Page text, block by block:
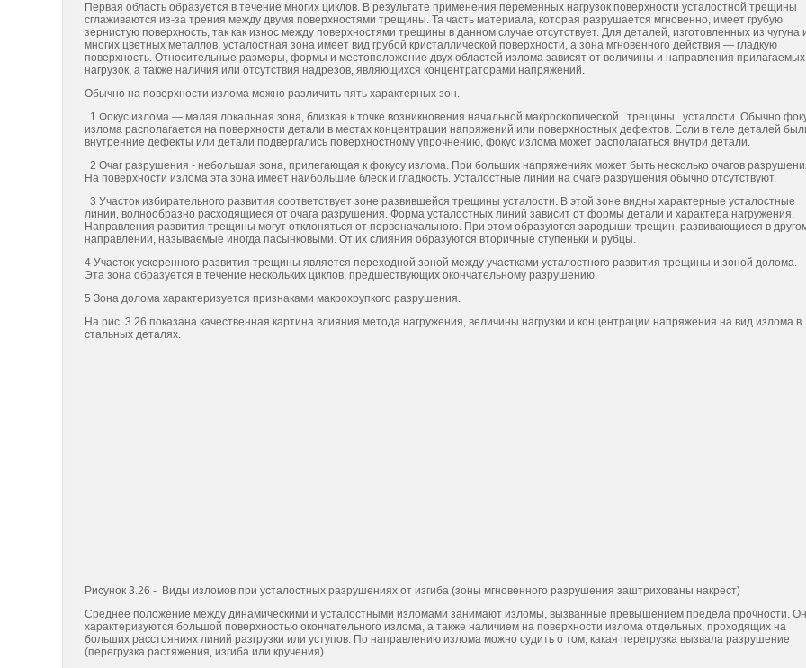
Первая область образуется в течение многих циклов. В результате применения перемен­ных нагрузок поверхности усталостной трещины
сглаживают­ся из-за трения между двумя поверхностями трещины. Та часть материала, которая разрушается мгновенно, имеет гру­бую
зернистую поверхность, так как износ между поверхно­стями трещины в данном случае отсутствует. Для деталей, из­готовленных из чугуна
многих цветных металлов, усталост­ная зона имеет вид грубой кристаллической поверхности, а зона мгновенного действия — гладкую
поверхность. Относительные размеры, формы и местоположение двух областей излома зависят от величины и направления прила­гаемых
нагрузок, а также наличия или отсутствия надрезов, являющихся концентраторами напряжений.
Обычно на поверхности излома можно различить пять характерных зон.
1 Фокус излома — малая локальная зона, близкая к точке возникновения начальной макроскопической трещины усталости. Обычно
излома располагается на поверхности детали в местах концентрации напряжений или поверхностных дефектов. Если в теле деталей
внутренние дефекты или детали подвергались поверхностному упрочнению, фокус излома может располагаться внутри детали.
2 Очаг разрушения - небольшая зона, прилегающая к фокусу излома. При больших напряжениях может быть несколько очагов
На поверхности излома эта зона имеет наибольшие блеск и гладкость. Усталостные линии на очаге разрушения обычно отсутствуют.
3 Участок избирательного развития соответствует зоне развившейся трещины усталости. В этой зоне видны характерные усталостные
линии, волнообразно расходящиеся от очага разрушения. Форма усталостных линий зависит от формы детали и характера нагружения.
Направления развития трещины могут отклоняться от первоначального. При этом образуются зародыши трещин, развивающиеся в
направлении, называемые иногда пасынковыми. От их слияния образуются вторичные ступеньки и рубцы.
4 Участок ускоренного развития трещины является переходной зоной между участками усталостного развития трещины и зоной долома.
Эта зона образуется в течение нескольких циклов, предшествующих окончательному разрушению.
5 Зона долома характеризуется признаками макрохрупкого разрушения.
На рис. 3.26 показана качественная картина влияния метода нагружения, величины нагрузки и концентрации напряжения на вид излома в
стальных деталях.
Рисунок 3.26 - Виды изломов при усталостных разрушениях от изгиба (зоны мгновенного разрушения заштрихованы накрест)
Среднее положение между динамическими и усталостными изломами занимают изломы, вызванные превышением предела прочности.
характеризуются большой поверхностью окончательного излома, а также наличием на поверхности излома отдельных, проходящих на
больших расстояниях линий разгрузки или уступов. По направлению излома можно судить о том, какая перегрузка вызвала разрушение
(перегрузка растяжения, изгиба или кручения).